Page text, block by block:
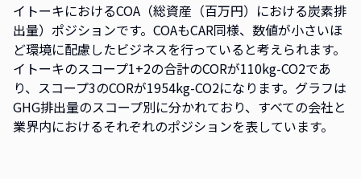
イトーキにおけるCOA（総資産（百万円）における炭素排
出量）ポジションです。COAもCAR同様、数値が小さいほ
ど環境に配慮したビジネスを行っていると考えられます。
イトーキのスコープ1+2の合計のCORが110kg-CO2であ
り、スコープ3のCORが1954kg-CO2になります。グラフは
GHG排出量のスコープ別に分かれており、すべての会社と
業界内におけるそれぞれのポジションを表しています。